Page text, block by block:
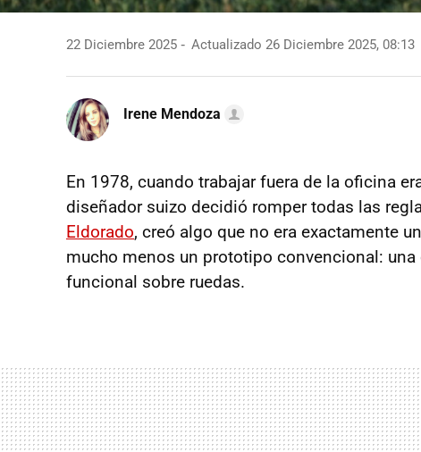
22 Diciembre 2025 Actualizado 26 Diciembre 2025, 08:13
Irene Mendoza
En 1978, cuando trabajar fuera de la oficina
diseñador suizo decidió romper todas las
Eldorado, creó algo que no era exactamente
mucho menos un prototipo convencional:
funcional sobre ruedas.